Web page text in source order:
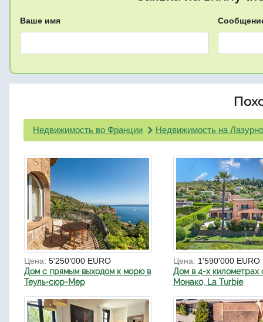
Ваше имя
Недвижимость во Франции Недвижимость на
Цена: 5'250'000 EURO
Дом с прямым выходом к морю в
Теуль-сюр-Мер
Цена: 1'590'000 EURO
Дом в 4-х километрах
Монако, La Turbie